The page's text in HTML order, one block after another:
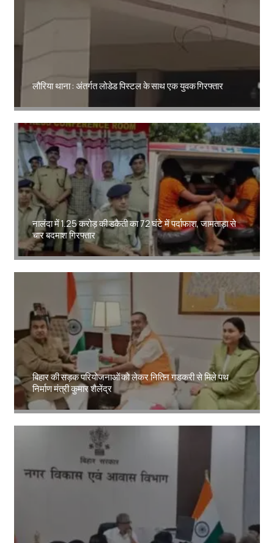
लौरिया थाना : अंतर्गत लोडेड पिस्टल के साथ एक युवक गिरफ्तार
नालंदा में 1.25 करोड़ की डकैती का 72 घंटे में पर्दाफाश, जामताड़ा से
चार बदमाश गिरफ्तार
Amit Lekh
बिहार की सड़क परियोजनाओं को लेकर नितिन गडकरी से मिले पथ
निर्माण मंत्री कुमार शैलेंद्र
Amit Lekh